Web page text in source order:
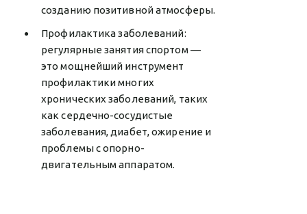
созданию позитивной атмосферы.
Профилактика заболеваний:
регулярные занятия спортом —
это мощнейший инструмент
профилактики многих
хронических заболеваний, таких
как сердечно-сосудистые
заболевания, диабет, ожирение и
проблемы с опорно-
двигательным аппаратом.